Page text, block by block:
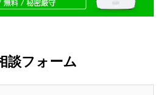
談フォーム